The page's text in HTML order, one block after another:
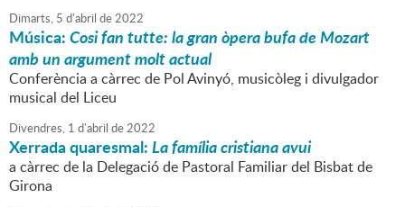
Dimarts, 5 d'abril de2022
Música:Cosi fan tutte: la gran òpera bufa de Mozart
amb un argument molt actual
Conferència a càrrec de Pol Avinyó, musicòleg i divulgador
musical del Liceu
Divendres, 1 d'abril de2022
Xerrada quaresmal:La família cristiana avui
a càrrec de la Delegació de Pastoral Familiar del Bisbat de
Girona